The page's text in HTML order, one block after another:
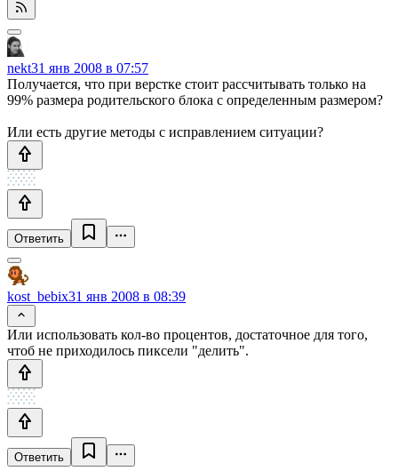
nekt31 янв 2008 в 07:57
Получается, что при верстке стоит рассчитывать только на
99% размера родительского блока с определенным размером?
Или есть другие методы с исправлением ситуации?
Ответить
kost_bebix31 янв 2008 в 08:39
Или использовать кол-во процентов, достаточное для того,
чтоб не приходилось пиксели "делить".
Ответить